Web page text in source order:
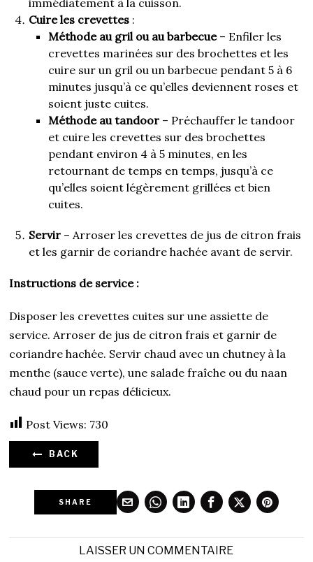
Cuire les crevettes :
Méthode au gril ou au barbecue– Enfiler les
crevettes marinées sur des brochettes et les
cuire sur un gril ou un barbecue pendant 5 à 6
minutes jusqu’à ce qu’elles deviennent roses et
soient juste cuites.
Méthode au tandoor – Préchauffer le tandoor
et cuire les crevettes sur des brochettes
pendant environ 4 à 5 minutes, en les
retournant de temps en temps, jusqu’à ce
qu’elles soient légèrement grillées et bien
cuites.
Servir – Arroser les crevettes de jus de citron frais
et les garnir de coriandre hachée avant de servir.
Instructions de service :
Disposer les crevettes cuites sur une assiette de
service. Arroser de jus de citron frais et garnir de
coriandre hachée. Servir chaud avec un chutney à la
menthe (sauce verte), une salade fraîche ou du naan
chaud pour un repas délicieux.
Post Views: 730
BACK
SHARE
LAISSER UN COMMENTAIRE